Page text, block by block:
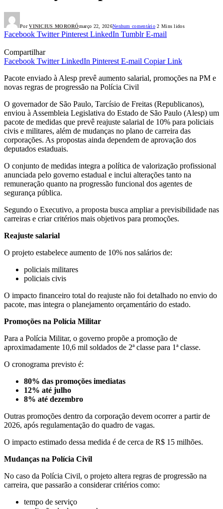
Por VINICIUS MORORÓmarço 22, 2026Nenhum comentário 2 Mins lidos
Facebook Twitter Pinterest LinkedIn Tumblr E-mail
Compartilhar
Facebook Twitter LinkedIn Pinterest E-mail Copiar Link
Pacote enviado à Alesp prevê aumento salarial, promoções na PM e
novas regras de progressão na Polícia Civil
O governador de São Paulo, Tarcísio de Freitas (Republicanos),
enviou à Assembleia Legislativa do Estado de São Paulo (Alesp) um
pacote de medidas que prevê reajuste salarial de 10% para policiais
civis e militares, além de mudanças no plano de carreira das
corporações. As propostas ainda dependem de aprovação dos
deputados estaduais.
O conjunto de medidas integra a política de valorização profissional
anunciada pelo governo estadual e inclui alterações tanto na
remuneração quanto na progressão funcional dos agentes de
segurança pública.
Segundo o Executivo, a proposta busca ampliar a previsibilidade nas
carreiras e criar critérios mais objetivos para promoções.
Reajuste salarial
O projeto estabelece aumento de 10% nos salários de:
policiais militares
policiais civis
O impacto financeiro total do reajuste não foi detalhado no envio do
pacote, mas integra o planejamento orçamentário do estado.
Promoções na Polícia Militar
Para a Polícia Militar, o governo propõe a promoção de
aproximadamente 10,6 mil soldados de 2ª classe para 1ª classe.
O cronograma previsto é:
80% das promoções imediatas
12% até julho
8% até dezembro
Outras promoções dentro da corporação devem ocorrer a partir de
2026, após regulamentação do quadro de vagas.
O impacto estimado dessa medida é de cerca de R$ 15 milhões.
Mudanças na Polícia Civil
No caso da Polícia Civil, o projeto altera regras de progressão na
carreira, que passarão a considerar critérios como:
tempo de serviço